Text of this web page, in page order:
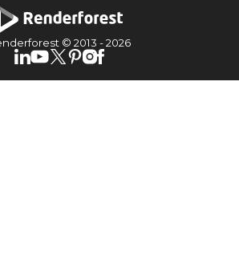
Renderforest © 2013 -2026